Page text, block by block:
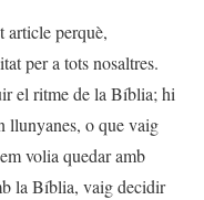
article perquè,
per a tots nosaltres.
el ritme de la Bíblia; hi
llunyanes, o que vaig
volia quedar amb
la Bíblia, vaig decidir